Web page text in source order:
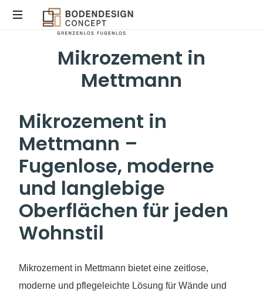
STEINTEPPICH,
KÖLN
Mikrozement in
Mettmann
Mikrozement in
Mettmann –
Fugenlose, moderne
und langlebige
Oberflächen für jeden
Wohnstil
Mikrozement in Mettmann bietet eine zeitlose,
moderne und pflegeleichte Lösung für Wände und